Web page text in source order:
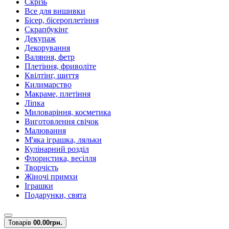
Все для вишивки
Бісер, бісероплетіння
Скрапбукінг
Декупаж
Декорування
Валяння, фетр
Плетіння, фриволіте
Квілтінг, шиття
Килимарство
Макраме, плетіння
Ліпка
Миловаріння, косметика
Виготовлення свічок
Малювання
М'яка іграшка, ляльки
Кулінарний розділ
Флористика, весілля
Творчість
Жіночі примхи
Іграшки
Подарунки, свята
Товарів 00.00грн.